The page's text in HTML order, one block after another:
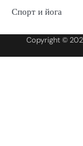
Спорт и йога
Copyright ©